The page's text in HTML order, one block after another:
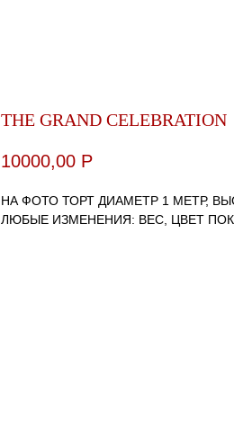
THE GRAND CELEBRATION
10000,00 Р
НА ФОТО ТОРТ ДИАМЕТР 1 МЕТР,
ЛЮБЫЕ ИЗМЕНЕНИЯ: ВЕС, ЦВЕТ